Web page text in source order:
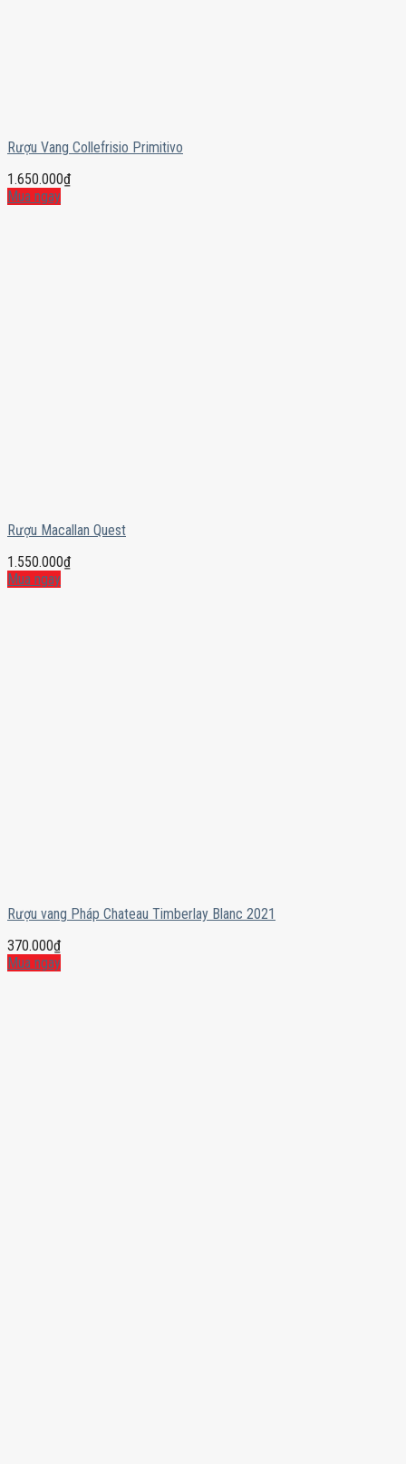
Rượu Vang Collefrisio Primitivo
1.650.000₫
Mua ngay
Rượu Macallan Quest
1.550.000₫
Mua ngay
Rượu vang Pháp Chateau Timberlay Blanc 2021
370.000₫
Mua ngay